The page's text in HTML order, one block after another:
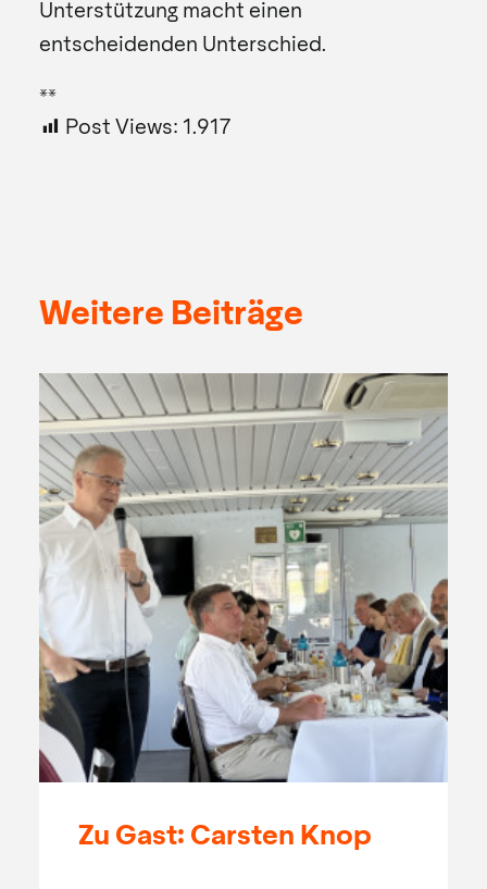
Unterstützung macht einen
entscheidenden Unterschied.
**
Post Views: 1.917
Weitere Beiträge
Zu Gast: Carsten Knop